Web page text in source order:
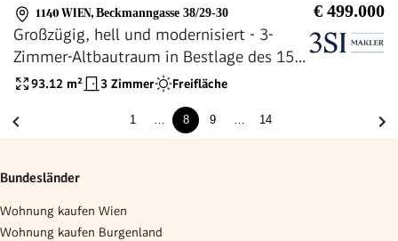
1140 WIEN, Beckmanngasse 38/29-30 € 499.000
Großzügig, hell und modernisiert - 3-
Zimmer-Altbautraum in Bestlage des 15.
Bezirks
93.12 m² 3 Zimmer Freifläche
1 … 8 9 … 14
Bundesländer
Wohnung kaufen Wien
Wohnung kaufen Burgenland